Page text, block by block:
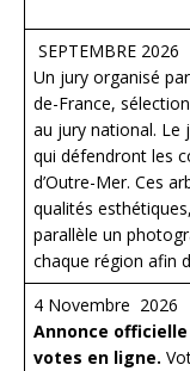
SEPTEMBRE 2026​
Un jury organisé
de-France,
au jury national. Le
qui défendront les
d’Outre-Mer. Ces
qualités
parallèle un
chaque région afin
4 Novembre 2026
Annonce
votes en ligne.